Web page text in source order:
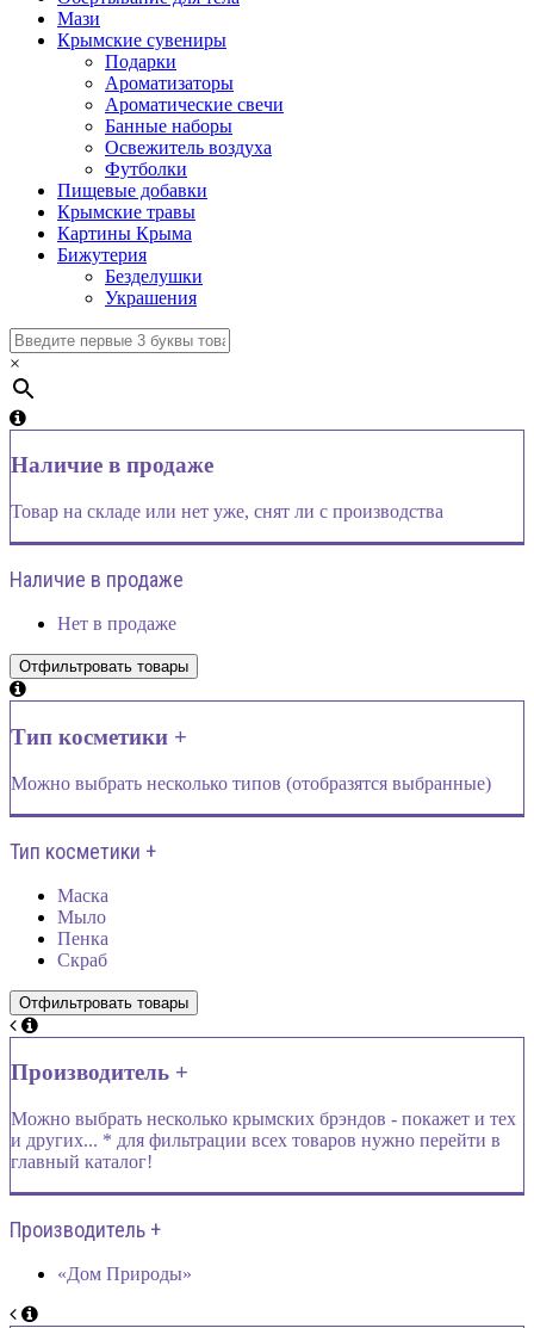
Мази
Крымские сувениры
Подарки
Ароматизаторы
Ароматические свечи
Банные наборы
Освежитель воздуха
Футболки
Пищевые добавки
Крымские травы
Картины Крыма
Бижутерия
Безделушки
Украшения
×
Наличие в продаже
Товар на складе или нет уже, снят ли с производства
Наличие в продаже
Нет в продаже
Тип косметики +
Можно выбрать несколько типов (отобразятся выбранные)
Тип косметики +
Маска
Мыло
Пенка
Скраб
Производитель +
Можно выбрать несколько крымских брэндов - покажет и тех
и других... * для фильтрации всех товаров нужно перейти в
главный каталог!
Производитель +
«Дом Природы»